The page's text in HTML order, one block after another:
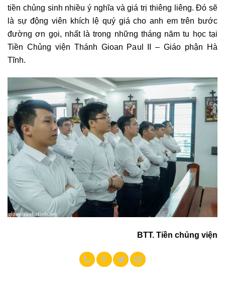
tiền chủng sinh nhiều ý nghĩa và giá trị thiêng liêng. Đó sẽ
là sự động viên khích lệ quý giá cho anh em trên bước
đường ơn gọi, nhất là trong những tháng năm tu học tại
Tiền Chủng viện Thánh Gioan Paul II – Giáo phận Hà
Tĩnh.
BTT. Tiền chủng viện